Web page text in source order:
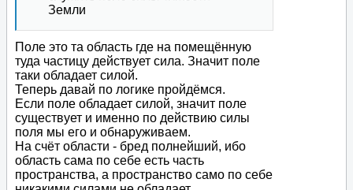
Земли
Поле это та область где на помещённую
туда частицу действует сила. Значит поле
таки обладает силой.
Теперь давай по логике пройдёмся.
Если поле обладает силой, значит поле
существует и именно по действию силы
поля мы его и обнаруживаем.
На счёт области - бред полнейший, ибо
область сама по себе есть часть
пространства, а пространство само по себе